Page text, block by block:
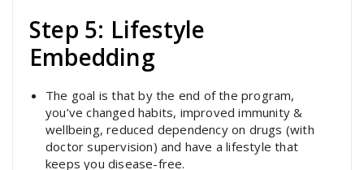
Step 5: Lifestyle
Embedding
The goal is that by the end of the program,
you’ve changed habits, improved immunity &
wellbeing, reduced dependency on drugs (with
doctor supervision) and have a lifestyle that
keeps you disease-free.